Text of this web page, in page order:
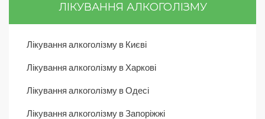
ЛІКУВАННЯ АЛКОГОЛІЗМУ
Лікування алкоголізму в Києві
Лікування алкоголізму в Харкові
Лікування алкоголізму в Одесі
Лікування алкоголізму в Запоріжжі